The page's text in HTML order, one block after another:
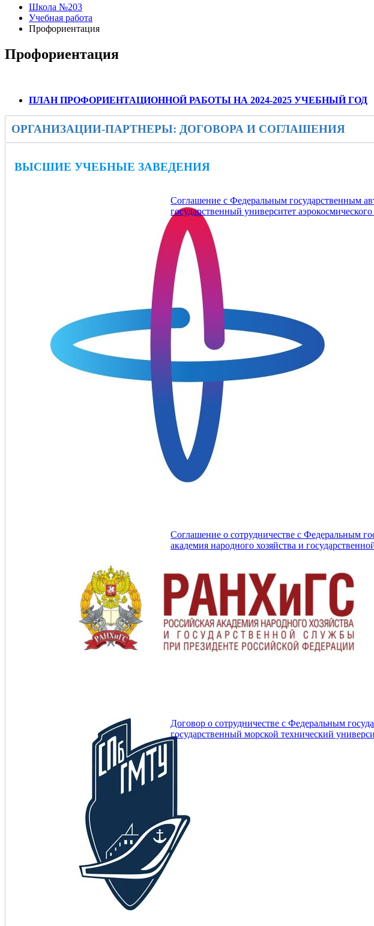
Школа №203
Учебная работа
Профориентация
Профориентация
ПЛАН ПРОФОРИЕНТАЦИОННОЙ РАБОТЫ НА 2024-2025 УЧЕБНЫЙ ГОД
ОРГАНИЗАЦИИ-ПАРТНЕРЫ: ДОГОВОРА И СОГЛАШЕНИЯ
ВЫСШИЕ УЧЕБНЫЕ ЗАВЕДЕНИЯ
Соглашение с Федеральным государственным
государственный университет
Соглашение о сотрудничестве с Федеральным
академия народного хозяйства и
Договор о сотрудничестве с Федеральным
государственный морской технический